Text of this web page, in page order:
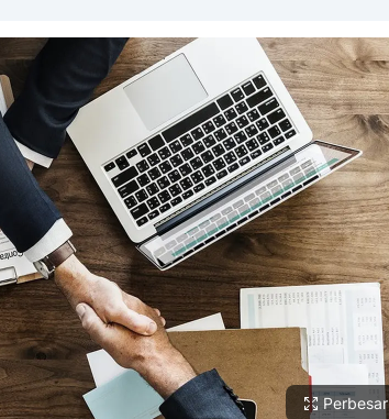
Copy Link
Perbesar